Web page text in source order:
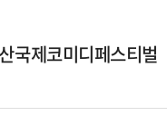
국제코미디페스티벌